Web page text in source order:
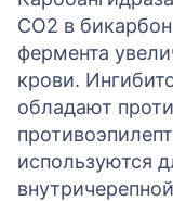
СО2 в
фермента
крови.
обладают
используются